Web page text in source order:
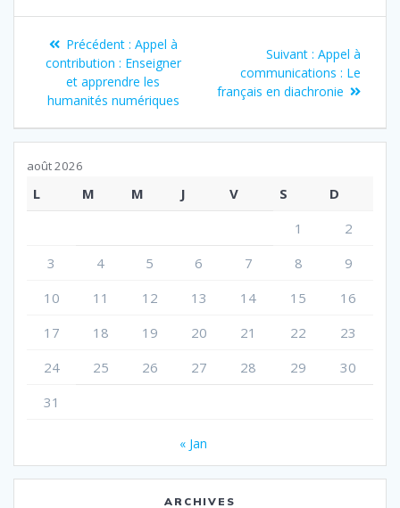
Navigation
de
l’article
Précédent : Article
précédent
:
Appel à
contribution : Enseigner
et apprendre les
humanités numériques
Suivant : Article
suivant
:
Appel à
communications : Le
français en diachronie
août 2026
L M M J V S
D
1
2
3
4 5 6 7 8
9
10
11 12 13 14 15
16
17
18 19 20 21 22
23
24
25 26 27 28 29
30
31
« Jan
ARCHIVES